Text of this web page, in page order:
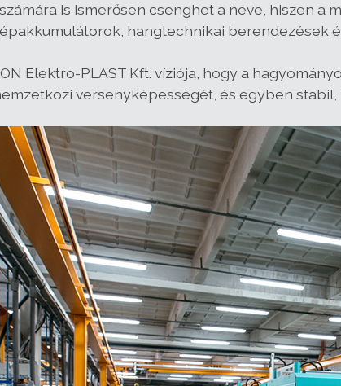
is ismerősen csenghet a neve, hiszen a
hangtechnikai berendezések
Elektro-PLAST Kft. víziója, hogy a
versenyképességét, és egyben